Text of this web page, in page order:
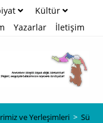
Kültür
Yazarlar İletişim
ve Yerleşimleri >